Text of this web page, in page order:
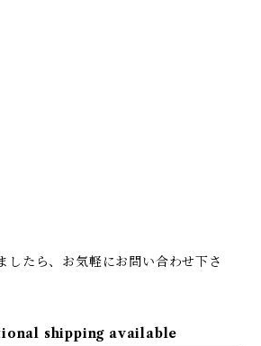
したら、お気軽にお問い合わせ下さ
shipping available